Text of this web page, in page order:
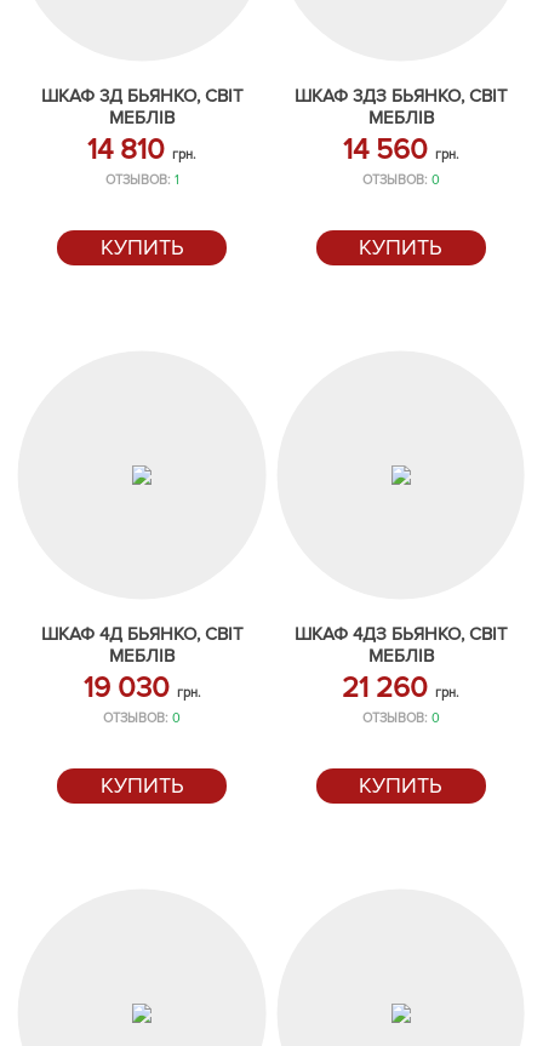
ШКАФ 3Д БЬЯНКО, СВІТ
МЕБЛІВ
14 810грн.
ОТЗЫВОВ: 1
КУПИТЬ
ШКАФ 3ДЗ БЬЯНКО, СВІТ
МЕБЛІВ
14 560 грн.
ОТЗЫВОВ: 0
КУПИТЬ
ШКАФ 4Д БЬЯНКО, СВІТ
МЕБЛІВ
19 030 грн.
ОТЗЫВОВ:0
КУПИТЬ
ШКАФ 4ДЗ БЬЯНКО, СВІТ
МЕБЛІВ
21 260грн.
ОТЗЫВОВ: 0
КУПИТЬ